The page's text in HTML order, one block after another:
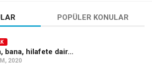
POPÜLER KONULAR
bana, hilafete dair…
2020